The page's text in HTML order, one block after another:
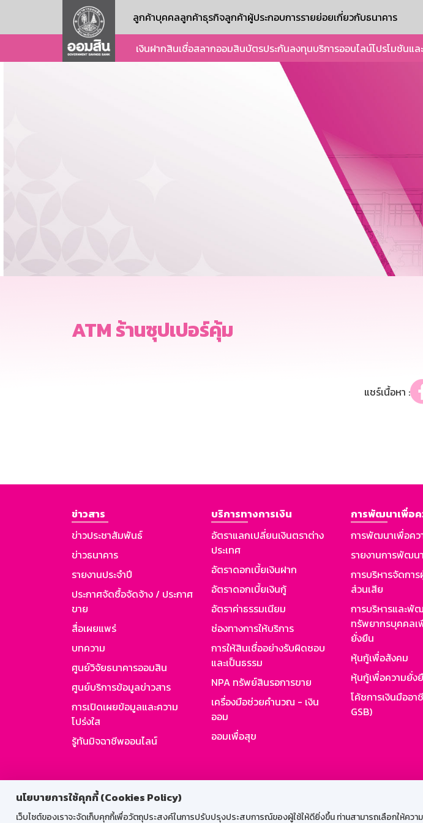
นโยบายการใช้คุกกี้ (Cookies Policy)
เว็บไซต์ของเราจะจัดเก็บคุกกี้เพื่อวัตถุประสงค์ในการปรับปรุงประสบการณ์ของผู้ใช้ให้ดียิ่งขึ้น ท่านสามารถเลือกให้ค
ลูกค้าบุคคลลูกค้าธุรกิจลูกค้าผู้ประกอบการรายย่อยเกี่ยวกับธนาคาร
เงินฝากสินเชื่อสลากออมสินบัตรประกันลงทุนบริการออนไลน์โปรโมชันแ
ATM ร้านซุปเปอร์คุ้ม
แชร์เนื้อหา :
ข่าวสาร
ข่าวประชาสัมพันธ์
ข่าวธนาคาร
รายงานประจำปี
ประกาศจัดซื้อจัดจ้าง / ประกาศ
ขาย
สื่อเผยแพร่
บทความ
ศูนย์วิจัยธนาคารออมสิน
ศูนย์บริการข้อมูลข่าวสาร
การเปิดเผยข้อมูลและความ
โปร่งใส
รู้ทันมิจฉาชีพออนไลน์
บริการทางการเงิน
อัตราแลกเปลี่ยนเงินตราต่าง
ประเทศ
อัตราดอกเบี้ยเงินฝาก
อัตราดอกเบี้ยเงินกู้
อัตราค่าธรรมเนียม
ช่องทางการให้บริการ
การให้สินเชื่ออย่างรับผิดชอบ
และเป็นธรรม
NPA ทรัพย์สินรอการขาย
เครื่องมือช่วยคำนวณ - เงิน
ออม
ออมเพื่อสุข
การพัฒนาเพื่อ
การพัฒนาเพื่อคว
รายงานการพัฒน
การบริหารจัดกา
ส่วนเสีย
การบริหารและพั
ทรัพยากรบุคคลเ
ยั่งยืน
หุ้นกู้เพื่อสังคม
หุ้นกู้เพื่อความยั่ง
โค้ชการเงินมืออา
GSB)